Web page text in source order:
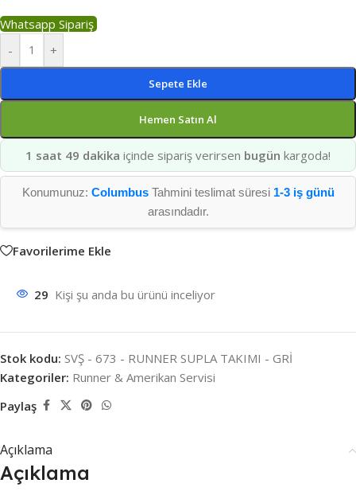
Whatsapp Sipariş
-
+
Sepete Ekle
Hemen Satın Al
1 saat 49 dakika içinde sipariş verirsen bugün kargoda!
Konumunuz: ColumbusTahmini teslimat süresi 1-3 iş günü
arasındadır.
Favorilerime Ekle
29 Kişi şu anda bu ürünü inceliyor
Stok kodu: SVŞ - 673 - RUNNER SUPLA TAKIMI - GRİ
Kategoriler: Runner & Amerikan Servisi
Paylaş
Açıklama
Açıklama